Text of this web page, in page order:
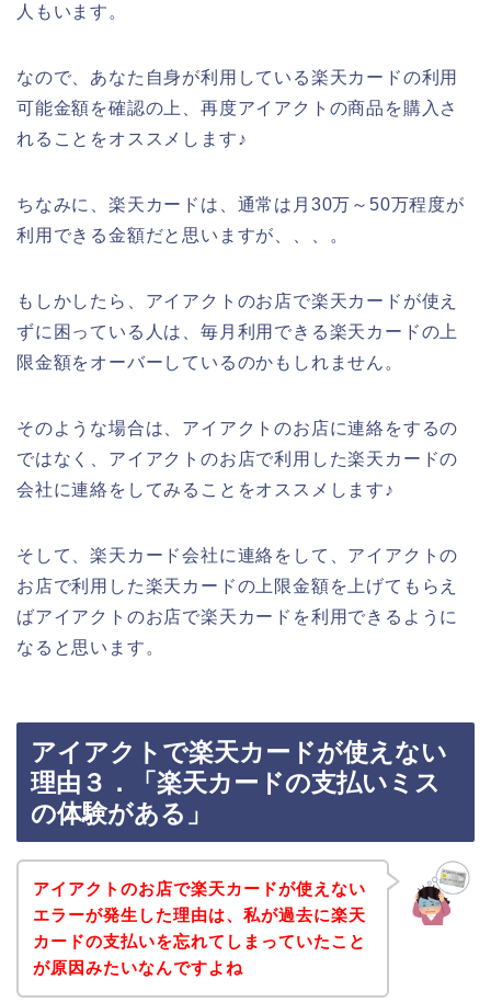
人もいます。
なので、あなた自身が利用している楽天カードの利用
可能金額を確認の上、再度アイアクトの商品を購入さ
れることをオススメします♪
ちなみに、楽天カードは、通常は月30万～50万程度が
利用できる金額だと思いますが、、、。
もしかしたら、アイアクトのお店で楽天カードが使え
ずに困っている人は、毎月利用できる楽天カードの上
限金額をオーバーしているのかもしれません。
そのような場合は、アイアクトのお店に連絡をするの
ではなく、アイアクトのお店で利用した楽天カードの
会社に連絡をしてみることをオススメします♪
そして、楽天カード会社に連絡をして、アイアクトの
お店で利用した楽天カードの上限金額を上げてもらえ
ばアイアクトのお店で楽天カードを利用できるように
なると思います。
アイアクトで楽天カードが使えない
理由３．「楽天カードの支払いミス
の体験がある」
アイアクトのお店で楽天カードが使えない
エラーが発生した理由は、私が過去に楽天
カードの支払いを忘れてしまっていたこと
が原因みたいなんですよね